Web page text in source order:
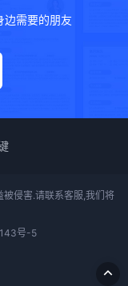
边需要的朋友
侵害.请联系客服,我们将
号-5